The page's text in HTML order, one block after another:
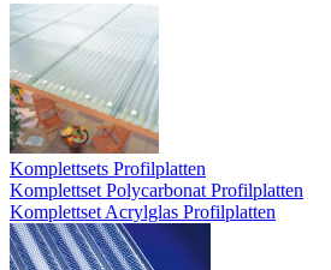
Komplettsets Profilplatten
Komplettset Polycarbonat Profilplatten
Komplettset Acrylglas Profilplatten